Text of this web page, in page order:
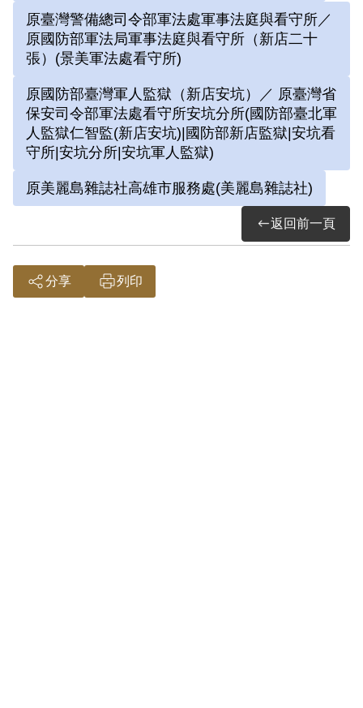
返立法院。卸任後出任總統府資政。1997
年準備應李登輝總統之邀擔任國統會副主
委，但因黨內反彈而作罷。1999年11月30
日病逝，未能見證2000年政黨輪替。
黃至君、黃文九等人於1999年5月5日代表
黃信介向補償基金會提出補償申請，黃信
介於申請補償期間逝世，家屬於2001年3月
6日提出申請，2003年3月22日經第三屆第
2次臨時董事會審核通過予以補償。黃至
君、黃文九等人於2007年8月31日再次提出
申請，2008年2月2日經第五屆第十五次董
原臺灣警備總司令部軍法處軍事法庭與看守所／
原國防部軍法局軍事法庭與看守所（新店二十
張）(景美軍法處看守所)
原國防部臺灣軍人監獄（新店安坑）／ 原臺灣省
保安司令部軍法處看守所安坑分所(國防部臺北軍
人監獄仁智監(新店安坑)|國防部新店監獄|安坑看
守所|安坑分所|安坑軍人監獄)
原美麗島雜誌社高雄市服務處(美麗島雜誌社)
返回前一頁
分享 列印